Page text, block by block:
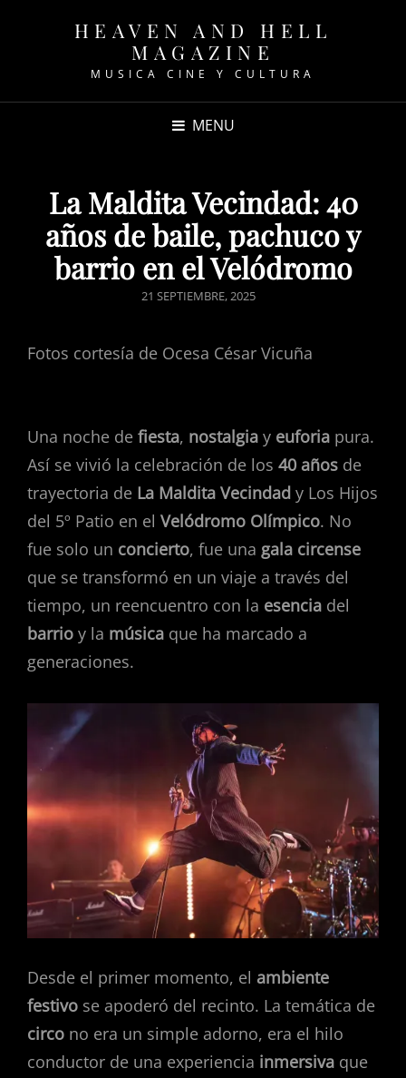
HEAVEN AND HELL
MAGAZINE
MUSICA CINE Y CULTURA
MENU
La Maldita Vecindad: 40
años de baile, pachuco y
barrio en el Velódromo
POSTED
21 SEPTIEMBRE, 2025
Fotos cortesía de Ocesa César Vicuña
Una noche de fiesta, nostalgia y euforia pura.
Así se vivió la celebración de los 40 años de
trayectoria de La Maldita Vecindad y Los Hijos
del 5º Patio en el Velódromo Olímpico. No
fue solo un concierto, fue una gala circense
que se transformó en un viaje a través del
tiempo, un reencuentro con la esencia del
barrio y la música que ha marcado a
generaciones.
Desde el primer momento, el ambiente
festivo se apoderó del recinto. La temática de
circo no era un simple adorno, era el hilo
conductor de una experiencia inmersiva que